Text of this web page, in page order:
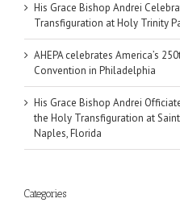
His Grace Bishop Andrei
Transfiguration at Holy Trinity
AHEPA celebrates America’s
Convention in Philadelphia
His Grace Bishop Andrei
the Holy Transfiguration at
Naples, Florida
Categories